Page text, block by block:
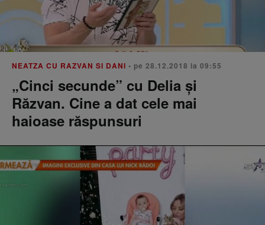
NEATZA CU RAZVAN SI DANI • pe 28.12.2018 la 09:55
„Cinci secunde” cu Delia și
Răzvan. Cine a dat cele mai
haioase răspunsuri